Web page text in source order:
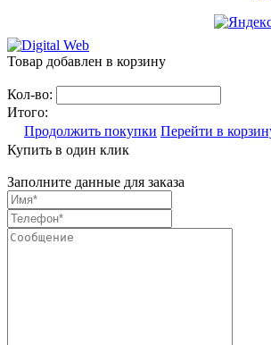
Товар добавлен в корзину
Кол-во:
Итого:
Продолжить покупки Перейти в
Купить в один клик
Заполните данные для заказа